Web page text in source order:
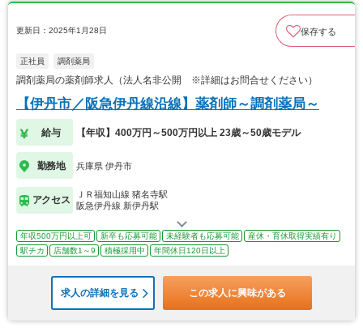
更新日：2025年1月28日 保存する
正社員 調剤薬局
調剤薬局の薬剤師求人（法人名非公開 ※詳細はお問合せください）
【伊丹市／阪急伊丹線沿線】薬剤師～調剤薬局～
給与 【年収】400万円～500万円以上 23歳～50歳モデル
勤務地 兵庫県 伊丹市
アクセス
ＪＲ福知山線 猪名寺駅
阪急伊丹線 新伊丹駅
年収500万円以上可 新卒も応募可能 未経験者も応募可能
産休・育休取得実績有り
駅チカ
店舗数1～9 積極採用中 年間休日120日以上
求人の詳細を見る この求人に興味がある